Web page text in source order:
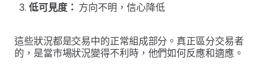
低可見度： 方向不明，信心降低
這些狀況都是交易中的正常組成部分。真正區分交易者
的，是當市場狀況變得不利時，他們如何反應和適應。